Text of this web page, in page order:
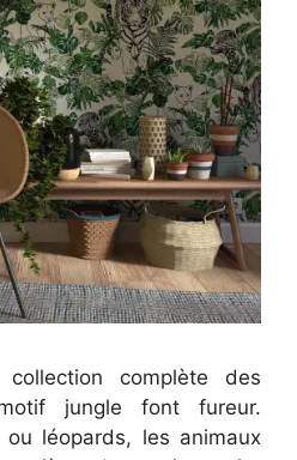
complète des
jungle font fureur.
ou léopards, les animaux